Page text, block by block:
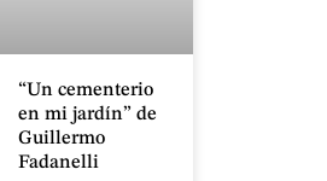
“Un cementerio
en mi jardín” de
Guillermo
Fadanelli